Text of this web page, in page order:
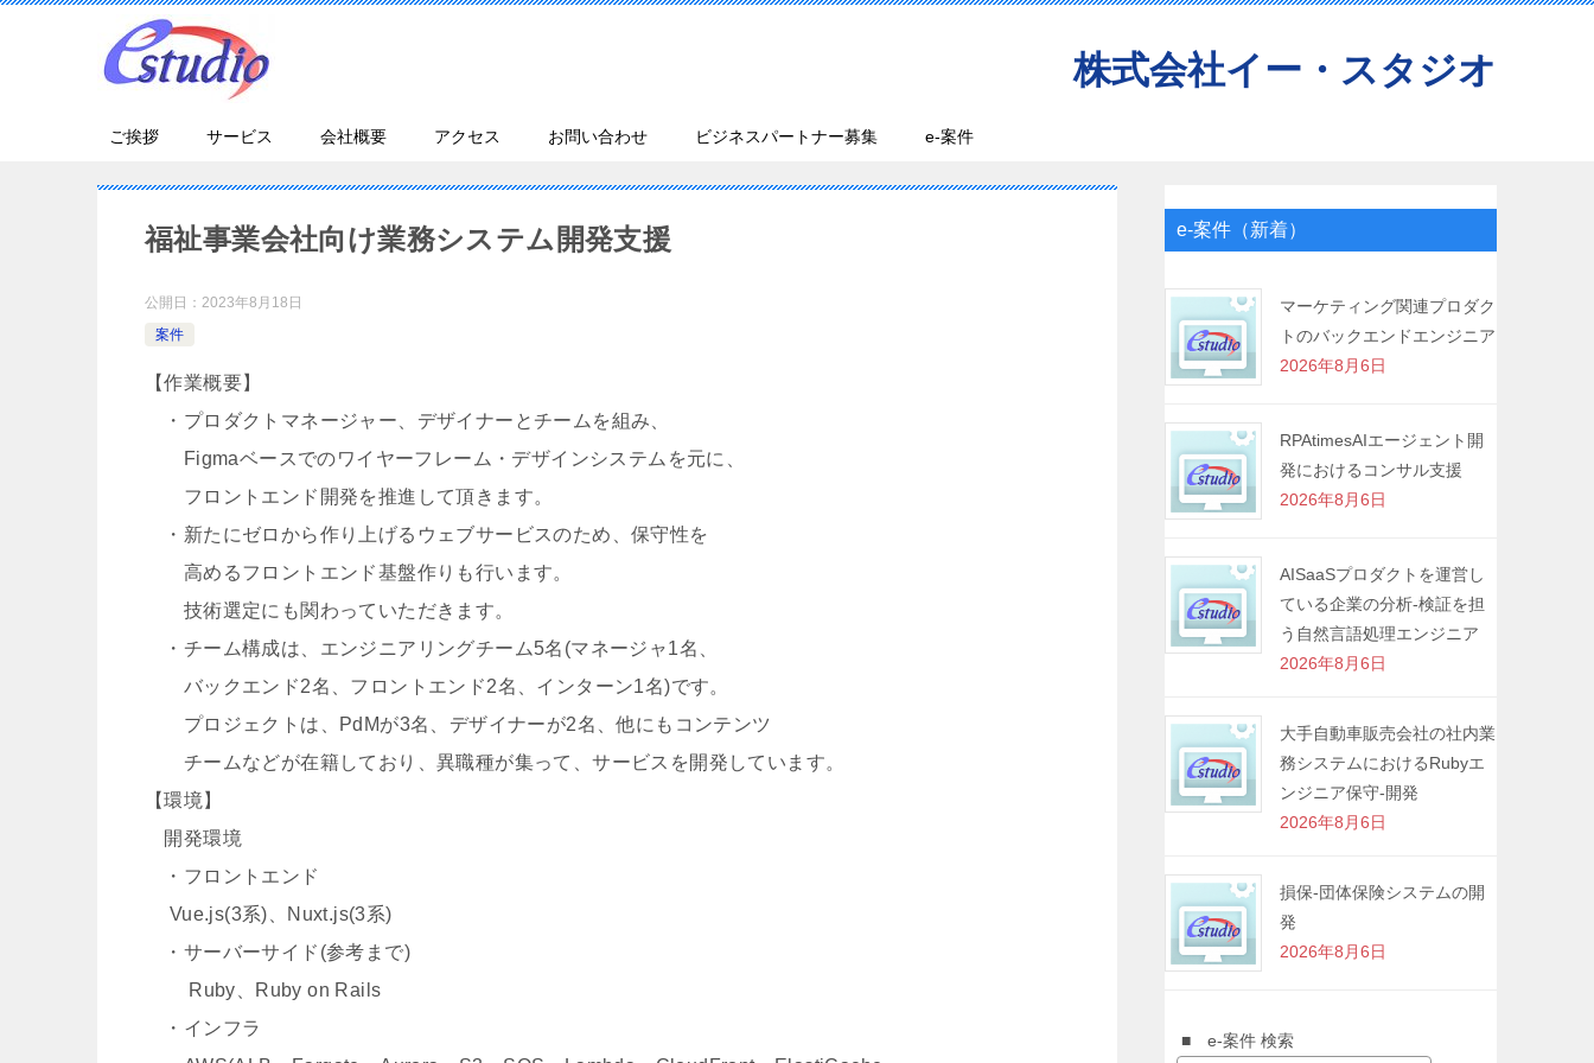
株式会社イー・スタジオ
ご挨拶 サービス 会社概要 アクセス お問い合わせ ビジネスパートナー募集 e-案件
福祉事業会社向け業務システム開発支援
公開日： 2023年8月18日
案件
【作業概要】
・プロダクトマネージャー、デザイナーとチームを組み、
Figmaベースでのワイヤーフレーム・デザインシステムを元に、
フロントエンド開発を推進して頂きます。
・新たにゼロから作り上げるウェブサービスのため、保守性を
高めるフロントエンド基盤作りも行います。
技術選定にも関わっていただきます。
・チーム構成は、エンジニアリングチーム5名(マネージャ1名、
バックエンド2名、フロントエンド2名、インターン1名)です。
プロジェクトは、PdMが3名、デザイナーが2名、他にもコンテンツ
チームなどが在籍しており、異職種が集って、サービスを開発しています。
【環境】
開発環境
・フロントエンド
Vue.js(3系)、Nuxt.js(3系)
・サーバーサイド(参考まで)
Ruby、Ruby on Rails
・インフラ
e-案件（新着）
マーケティング関連プロダク
トのバックエンドエンジニア
2026年8月6日
RPAtimesAIエージェント開
発におけるコンサル支援
2026年8月6日
AISaaSプロダクトを運営し
ている企業の分析-検証を担
う自然言語処理エンジニア
2026年8月6日
大手自動車販売会社の社内業
務システムにおけるRubyエ
ンジニア保守-開発
2026年8月6日
損保-団体保険システムの開
発
2026年8月6日
■ e-案件 検索